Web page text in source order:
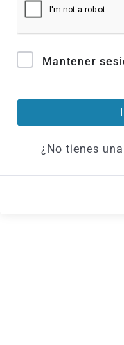
Mantener
¿No tienes